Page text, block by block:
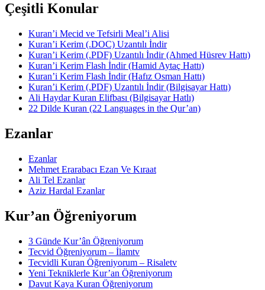
Çeşitli Konular
Kuran’i Mecid ve Tefsirli Meal’i Alisi
Kuran’i Kerim (.DOC) Uzantılı İndir
Kuran’i Kerim (.PDF) Uzantılı İndir (Ahmed Hüsrev Hattı)
Kuran’i Kerim Flash İndir (Hamid Aytaç Hattı)
Kuran’i Kerim Flash İndir (Hafız Osman Hattı)
Kuran’i Kerim (.PDF) Uzantılı İndir (Bilgisayar Hattı)
Ali Haydar Kuran Elifbası (Bilgisayar Hatlı)
22 Dilde Kuran (22 Languages in the Qur’an)
Ezanlar
Ezanlar
Mehmet Erarabacı Ezan Ve Kıraat
Ali Tel Ezanlar
Aziz Hardal Ezanlar
Kur’an Öğreniyorum
3 Günde Kur’ân Öğreniyorum
Tecvid Öğreniyorum – İlamtv
Tecvidli Kuran Öğreniyorum – Risaletv
Yeni Tekniklerle Kur’an Öğreniyorum
Davut Kaya Kuran Öğreniyorum